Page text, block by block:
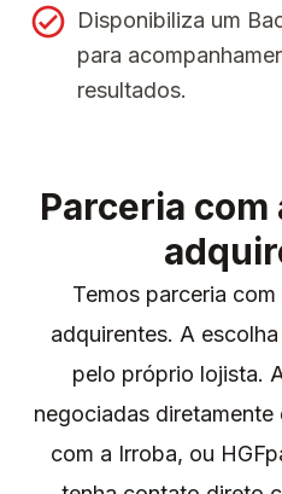
Disponibiliza um
para
resultados.
Parceria
Temos parceria
adquirentes. A
pelo próprio lojista.
negociadas
com a Irroba, ou